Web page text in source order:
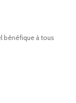
bénéfique à tous